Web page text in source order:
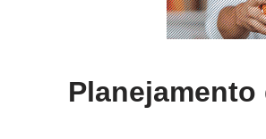
Planejamento